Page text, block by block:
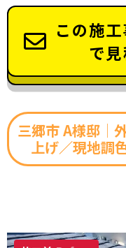
この施
で
三郷市 A様邸│
上げ／現地調